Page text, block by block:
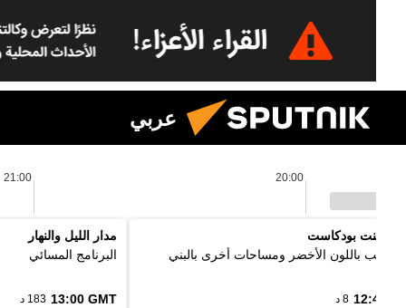
عربي
20:00
21:00
بوينت بودكاست
الألب باللون الأخضر ومساحات أخرى بالبني
12:48 8 د
مدار الليل والنهار
البرنامج المسائي
13:00 GMT 183 د